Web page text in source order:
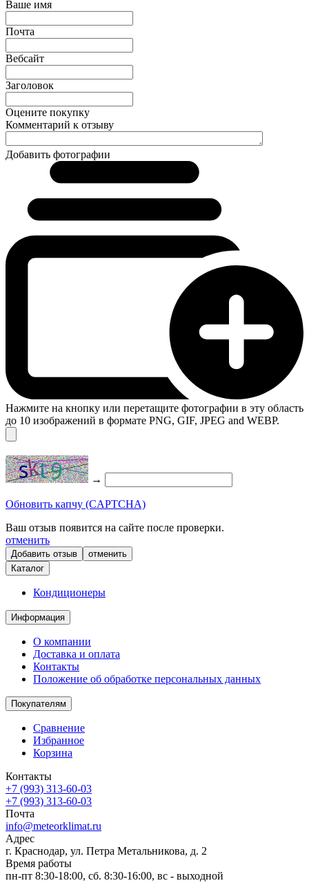
Ваше имя
Почта
Вебсайт
Заголовок
Оцените покупку
Комментарий к отзыву
Добавить фотографии
Нажмите на кнопку или перетащите фотографии в эту область
до 10 изображений в формате PNG, GIF, JPEG and WEBP.
→
Обновить капчу (CAPTCHA)
Ваш отзыв появится на сайте после проверки.
отменить
отменить
Каталог
Кондиционеры
Информация
О компании
Доставка и оплата
Контакты
Положение об обработке персональных данных
Покупателям
Сравнение
Избранное
Корзина
Контакты
+7 (993) 313-60-03
+7 (993) 313-60-03
Почта
info@meteorklimat.ru
Адрес
г. Краснодар, ул. Петра Метальникова, д. 2
Время работы
пн-пт 8:30-18:00, сб. 8:30-16:00, вс - выходной